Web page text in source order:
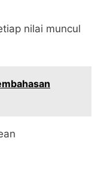
nilai muncul